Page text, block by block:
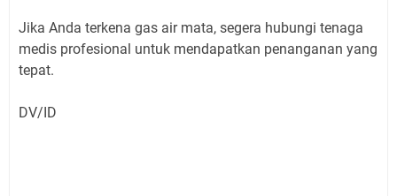
Jika Anda terkena gas air mata, segera hubungi tenaga
medis profesional untuk mendapatkan penanganan yang
tepat.
DV/ID